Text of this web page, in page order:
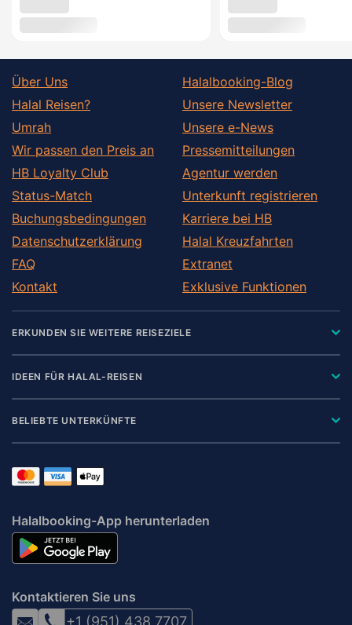
Über Uns
Halal Reisen?
Umrah
Wir passen den Preis an
HB Loyalty Club
Status-Match
Buchungsbedingungen
Datenschutzerklärung
FAQ
Kontakt
Halalbooking-Blog
Unsere Newsletter
Unsere e-News
Pressemitteilungen
Agentur werden
Unterkunft registrieren
Karriere bei HB
Halal Kreuzfahrten
Extranet
Exklusive Funktionen
ERKUNDEN SIE WEITERE REISEZIELE
IDEEN FÜR HALAL-REISEN
BELIEBTE UNTERKÜNFTE
Halalbooking-App herunterladen
Kontaktieren Sie uns